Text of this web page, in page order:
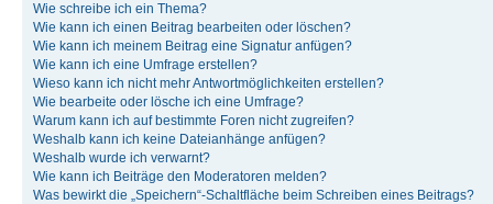
Wie schreibe ich ein Thema?
Wie kann ich einen Beitrag bearbeiten oder löschen?
Wie kann ich meinem Beitrag eine Signatur anfügen?
Wie kann ich eine Umfrage erstellen?
Wieso kann ich nicht mehr Antwortmöglichkeiten erstellen?
Wie bearbeite oder lösche ich eine Umfrage?
Warum kann ich auf bestimmte Foren nicht zugreifen?
Weshalb kann ich keine Dateianhänge anfügen?
Weshalb wurde ich verwarnt?
Wie kann ich Beiträge den Moderatoren melden?
Was bewirkt die „Speichern“-Schaltfläche beim Schreiben eines Beitrags?